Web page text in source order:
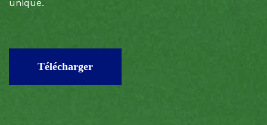
unique.
Télécharger